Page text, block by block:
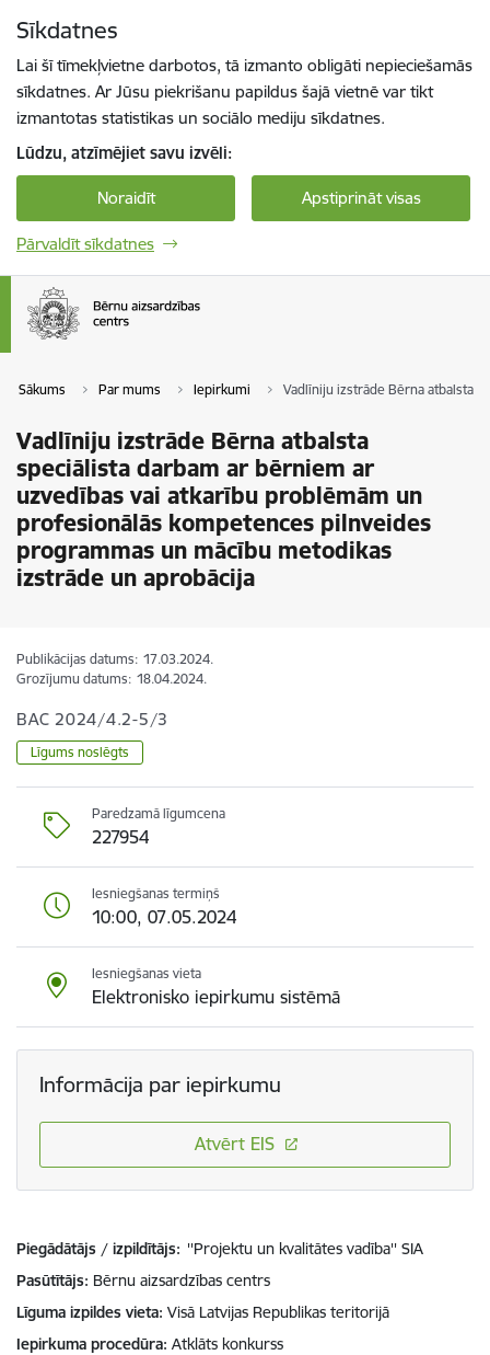
Sīkdatnes
Lai šī tīmekļvietne darbotos, tā izmanto obligāti nepieciešamās
sīkdatnes. Ar Jūsu piekrišanu papildus šajā vietnē var tikt
izmantotas statistikas un sociālo mediju sīkdatnes.
Lūdzu, atzīmējiet savu izvēli:
Noraidīt Apstiprināt visas
Pārvaldīt sīkdatnes
Sākums Par mums Iepirkumi Vadlīniju izstrāde Bērna atbalsta
Vadlīniju izstrāde Bērna atbalsta
speciālista darbam ar bērniem ar
uzvedības vai atkarību problēmām un
profesionālās kompetences pilnveides
programmas un mācību metodikas
izstrāde un aprobācija
Publikācijas datums: 17.03.2024.
Grozījumu datums: 18.04.2024.
BAC 2024/4.2-5/3
Līgums noslēgts
Paredzamā līgumcena
227954
Iesniegšanas termiņš
10:00, 07.05.2024
Iesniegšanas vieta
Elektronisko iepirkumu sistēmā
Informācija par iepirkumu
Atvērt EIS
Piegādātājs / izpildītājs: ''Projektu un kvalitātes vadība'' SIA
Pasūtītājs Bērnu aizsardzības centrs
Līguma izpildes vieta Visā Latvijas Republikas teritorijā
Iepirkuma procedūra Atklāts konkurss